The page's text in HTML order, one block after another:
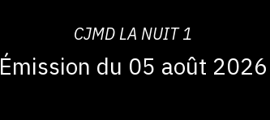
CJMD LA NUIT 1
Émission du 05 août 2026